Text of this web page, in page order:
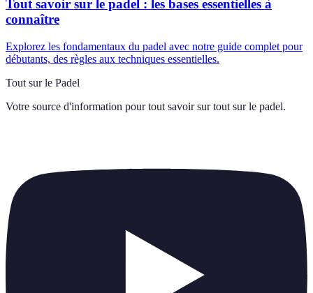
Tout savoir sur le padel : les bases essentielles à
connaître
Explorez les fondamentaux du padel avec notre guide complet pour
débutants, des règles aux techniques essentielles.
Tout sur le Padel
Votre source d'information pour tout savoir sur tout sur le padel.